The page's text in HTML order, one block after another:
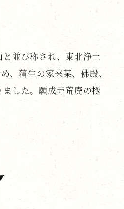
並び称され、東北浄土
、蒲生の家来某、佛殿、
した。願成寺荒廃の極